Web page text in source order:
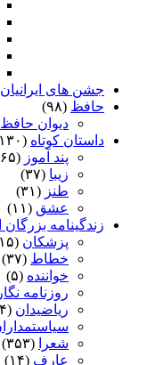
جشن های ایرانیان
حافظ (۹۸)
دیوان حافظ
داستان کوتاه (۱۳۰)
پند آموز (۶۵)
زیبا (۳۷)
طنز (۳۱)
عشق (۱۱)
زندگینامه
پزشکان (۱۵)
خطاط (۳۷)
خواننده (۵)
روزنامه نگار
ریاضیدان (۱۴)
شعرا
(۳۵۳)
عارف (۱۴)